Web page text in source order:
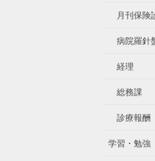
月刊保険
病院羅針
経理
総務課
診療報酬
学習・勉強